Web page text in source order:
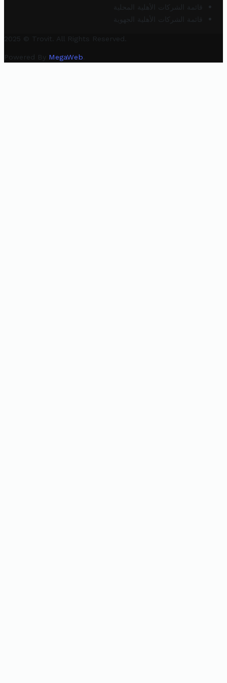
قائمة الشركات الأهلية المحلية
قائمة الشركات الأهلية الجهوية
2025 © Trovit. All Rights Reserved.
Powered By MegaWeb